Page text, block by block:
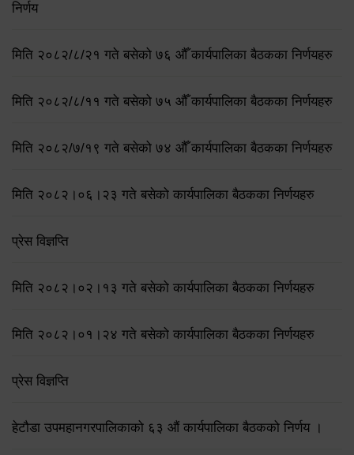
निर्णय
मिति २०८२/८/२१ गते बसेको ७६ औँ कार्यपालिका बैठकका निर्णयहरु
मिति २०८२/८/११ गते बसेको ७५ औँ कार्यपालिका बैठकका निर्णयहरु
मिति २०८२/७/१९ गते बसेको ७४ औँ कार्यपालिका बैठकका निर्णयहरु
मिति २०८२।०६।२३ गते बसेको कार्यपालिका बैठकका निर्णयहरु
प्रेस विज्ञप्ति
मिति २०८२।०२।१३ गते बसेको कार्यपालिका बैठकका निर्णयहरु
मिति २०८२।०१।२४ गते बसेको कार्यपालिका बैठकका निर्णयहरु
प्रेस विज्ञप्ति
हेटौडा उपमहानगरपालिकाको ६३ औं कार्यपालिका बैठकको निर्णय ।